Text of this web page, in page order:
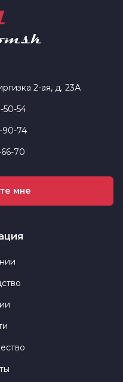
2-ая, д. 23А
50-54
90-74
70
мне